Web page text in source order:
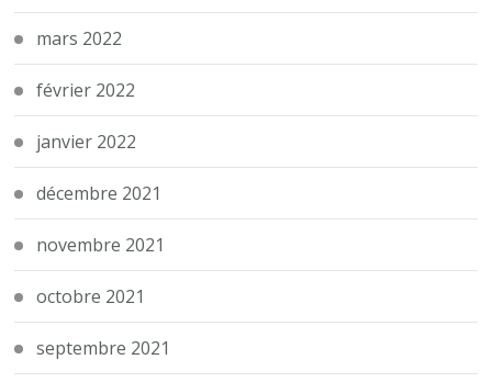
mars 2022
février 2022
janvier 2022
décembre 2021
novembre 2021
octobre 2021
septembre 2021